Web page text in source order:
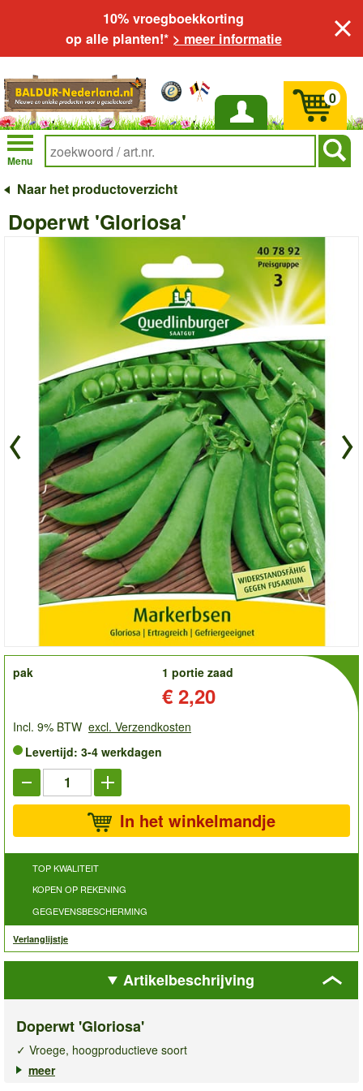
10% vroegboekkorting
op alle planten!* > meer informatie
Inloggen
Menu
0
Naar het productoverzicht
Doperwt 'Gloriosa'
order
pak
1 portie zaad
€ 2,20
Incl. 9% BTW excl. Verzendkosten
Levertijd: 3-4 werkdagen
In het winkelmandje
TOP KWALITEIT
KOPEN OP REKENING
GEGEVENSBESCHERMING
Verlanglijstje
Artikelbeschrijving
Doperwt 'Gloriosa'
✓ Vroege, hoogproductieve soort
✓ Zeer goede smaak
meer